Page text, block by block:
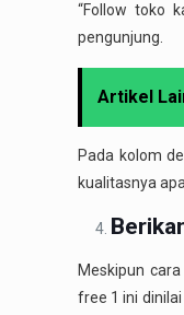
“Follow toko
pengunjung.
Artikel
Pada kolom
kualitasnya
Meskipun
free 1 ini